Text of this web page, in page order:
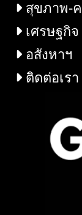
สุขภาพ-
เศรษฐกิจ
อสังหาฯ
ติดต่อเรา